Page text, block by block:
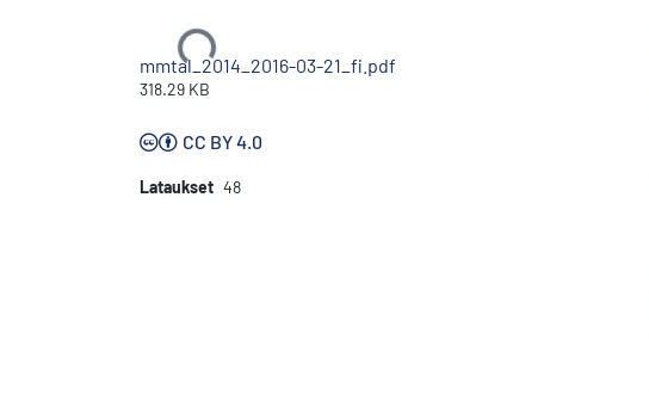
Ladataan...
mmtal_2014_2016-03-21_fi.pdf
318.29 KB
CC BY 4.0
Lataukset 48